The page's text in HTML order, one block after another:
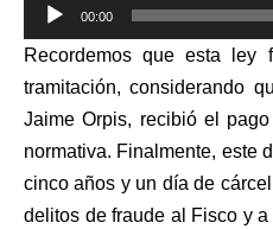
Reproductor
de
audio
00:00
Recordemos que esta ley
tramitación, considerando
Jaime Orpis, recibió el
normativa. Finalmente, este
cinco años y un día de
delitos de fraude al Fisco y